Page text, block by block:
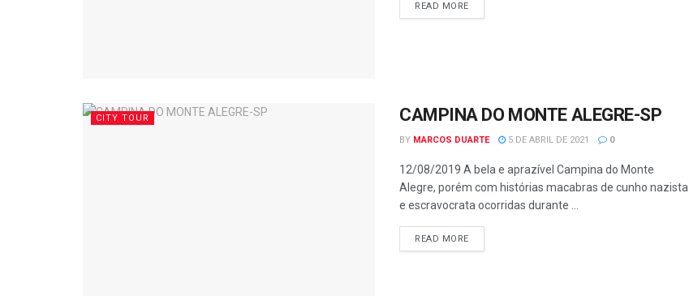
READ MORE
CITY TOUR CAMPINA DO MONTE ALEGRE-SP
BY MARCOS DUARTE 5 DE ABRIL DE 2021 0
12/08/2019 A bela e aprazível Campina do Monte
Alegre, porém com histórias macabras de cunho nazista
e escravocrata ocorridas durante ...
READ MORE